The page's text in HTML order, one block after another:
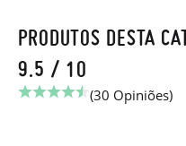
PRODUTOS DESTA
9.5 / 10
(30 Opiniões)